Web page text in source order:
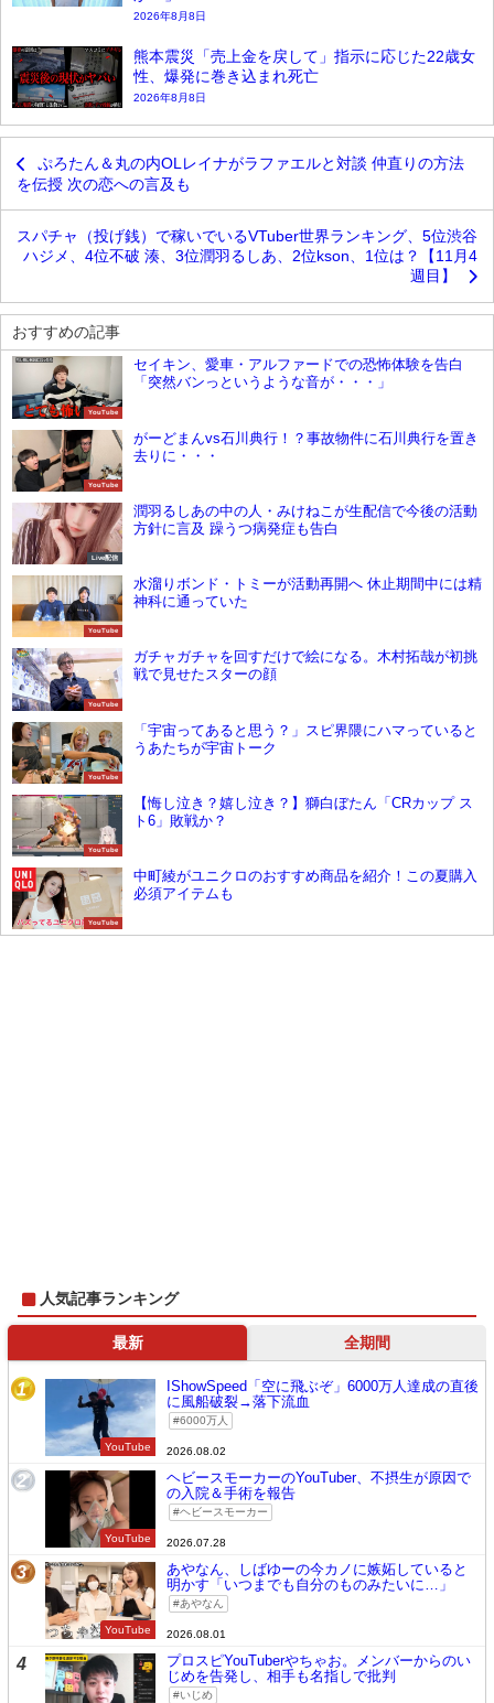
2026年8月8日
熊本震災「売上金を戻して」指示に応じた22歳女
性、爆発に巻き込まれ死亡
2026年8月8日
ぷろたん＆丸の内OLレイナがラファエルと対談 仲直りの方法
を伝授 次の恋への言及も
スパチャ（投げ銭）で稼いでいるVTuber世界ランキング、5位渋谷
ハジメ、4位不破 湊、3位潤羽るしあ、2位kson、1位は？【11月4
週目】
おすすめの記事
YouTube
セイキン、愛車・アルファードでの恐怖体験を告白
「突然バンっというような音が・・・」
YouTube
がーどまんvs石川典行！？事故物件に石川典行を置き
去りに・・・
Live配信
潤羽るしあの中の人・みけねこが生配信で今後の活動
方針に言及 躁うつ病発症も告白
YouTube
水溜りボンド・トミーが活動再開へ 休止期間中には精
神科に通っていた
YouTube
ガチャガチャを回すだけで絵になる。木村拓哉が初挑
戦で見せたスターの顔
YouTube
「宇宙ってあると思う？」スピ界隈にハマっていると
うあたちが宇宙トーク
YouTube
【悔し泣き？嬉し泣き？】獅白ぼたん「CRカップ ス
ト6」敗戦か？
YouTube
中町綾がユニクロのおすすめ商品を紹介！この夏購入
必須アイテムも
人気記事ランキング
最新 全期間
1
YouTube
IShowSpeed「空に飛ぶぞ」6000万人達成の直後
に風船破裂→落下流血
6000万人
2026.08.02
2
YouTube
ヘビースモーカーのYouTuber、不摂生が原因で
の入院＆手術を報告
ヘビースモーカー
2026.07.28
3
YouTube
あやなん、しばゆーの今カノに嫉妬していると
明かす「いつまでも自分のものみたいに…」
あやなん
2026.08.01
4
プロスピYouTuberやちゃお。メンバーからのい
じめを告発し、相手も名指しで批判
いじめ